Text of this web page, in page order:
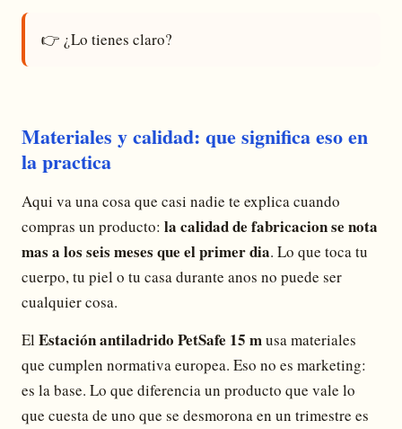
👉 ¿Lo tienes claro?
Materiales y calidad: que significa eso en
la practica
Aqui va una cosa que casi nadie te explica cuando
compras un producto: la calidad de fabricacion se nota
mas a los seis meses que el primer dia. Lo que toca tu
cuerpo, tu piel o tu casa durante anos no puede ser
cualquier cosa.
El Estación antiladrido PetSafe 15 musa materiales
que cumplen normativa europea. Eso no es marketing:
es la base. Lo que diferencia un producto que vale lo
que cuesta de uno que se desmorona en un trimestre es